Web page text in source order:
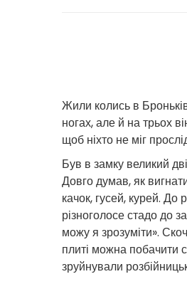
Жили колись в
ногах, але й на трьох
щоб ніхто не міг
Був в замку великий
Довго думав, як
качок, гусей, курей. До
різноголосе стадо до
можу я зрозуміти».
плиті можна побачити
зруйнували